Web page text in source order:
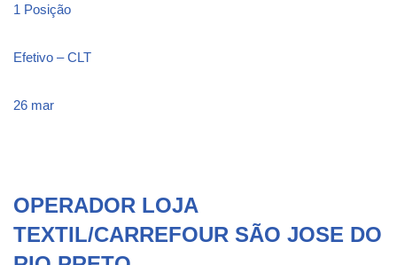
1 Posição
Efetivo – CLT
26 mar
OPERADOR LOJA
TEXTIL/CARREFOUR SÃO JOSE DO